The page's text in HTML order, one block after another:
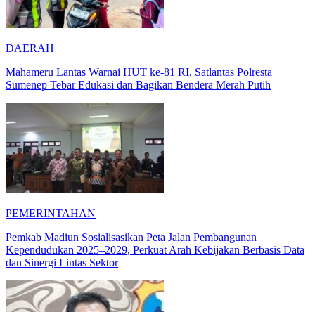
DAERAH
Mahameru Lantas Warnai HUT ke-81 RI, Satlantas Polresta
Sumenep Tebar Edukasi dan Bagikan Bendera Merah Putih
PEMERINTAHAN
Pemkab Madiun Sosialisasikan Peta Jalan Pembangunan
Kependudukan 2025–2029, Perkuat Arah Kebijakan Berbasis Data
dan Sinergi Lintas Sektor